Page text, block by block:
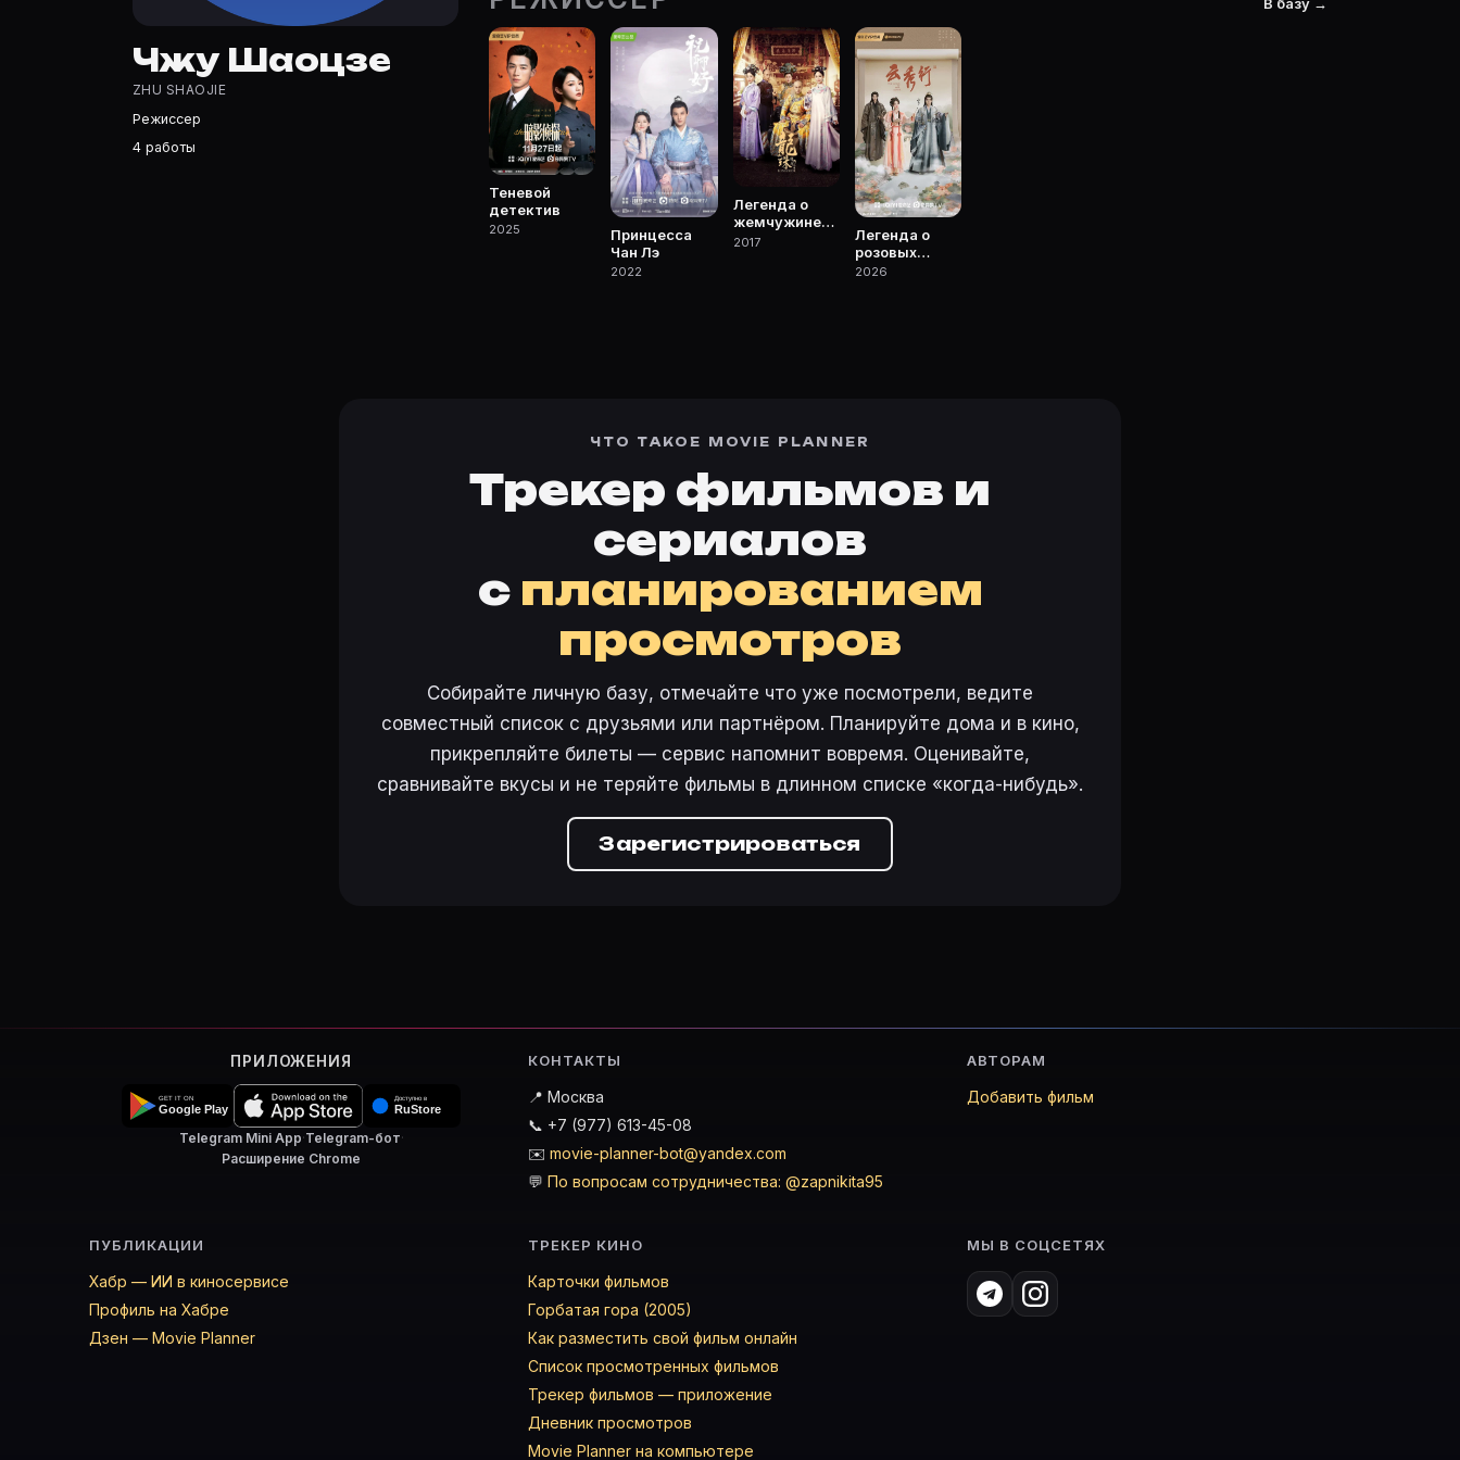
Какие фильмы снимал(а) Чжу Шаоцзе?
Полный список — на Movie Planner: https://movie-planner.ru/s/7164107. Фильмы, сериалы, роли и фото.
Кто такой(ая) Чжу Шаоцзе?
Чжу Шаоцзе — Режиссер. Биография и роли на карточке Movie Planner.
Где открыть фильмографию Чжу Шаоцзе?
На Movie Planner: https://movie-planner.ru/s/7164107 — фильмы, сериалы, роли и фото.
Чжу Шаоцзе
ZHU SHAOJIE
Режиссер
4 работы
Теневой
детектив
2025
Принцесса
Чан Лэ
2022
Легенда о
жемчужине
дракона
2017
Легенда о
розовых
облаках
2026
ЧТО ТАКОЕ MOVIE PLANNER
Трекер фильмов и
сериалов
с планированием
просмотров
Собирайте личную базу, отмечайте что уже посмотрели, ведите
совместный список с друзьями или партнёром. Планируйте дома и в кино,
прикрепляйте билеты — сервис напомнит вовремя. Оценивайте,
сравнивайте вкусы и не теряйте фильмы в длинном списке «когда-нибудь».
Зарегистрироваться
ПРИЛОЖЕНИЯ
Telegram Mini App·Telegram-бот·
Расширение Chrome
КОНТАКТЫ
📍 Москва
📞 +7 (977) 613-45-08
✉️ movie-planner-bot@yandex.com
💬 По вопросам сотрудничества: @zapnikita95
АВТОРАМ
Добавить фильм
ПУБЛИКАЦИИ
Хабр — ИИ в киносервисе
Профиль на Хабре
Дзен — Movie Planner
ТРЕКЕР КИНО
Карточки фильмов
Горбатая гора (2005)
Как разместить свой фильм онлайн
Список просмотренных фильмов
Трекер фильмов — приложение
Дневник просмотров
Movie Planner на компьютере
МЫ В СОЦСЕТЯХ